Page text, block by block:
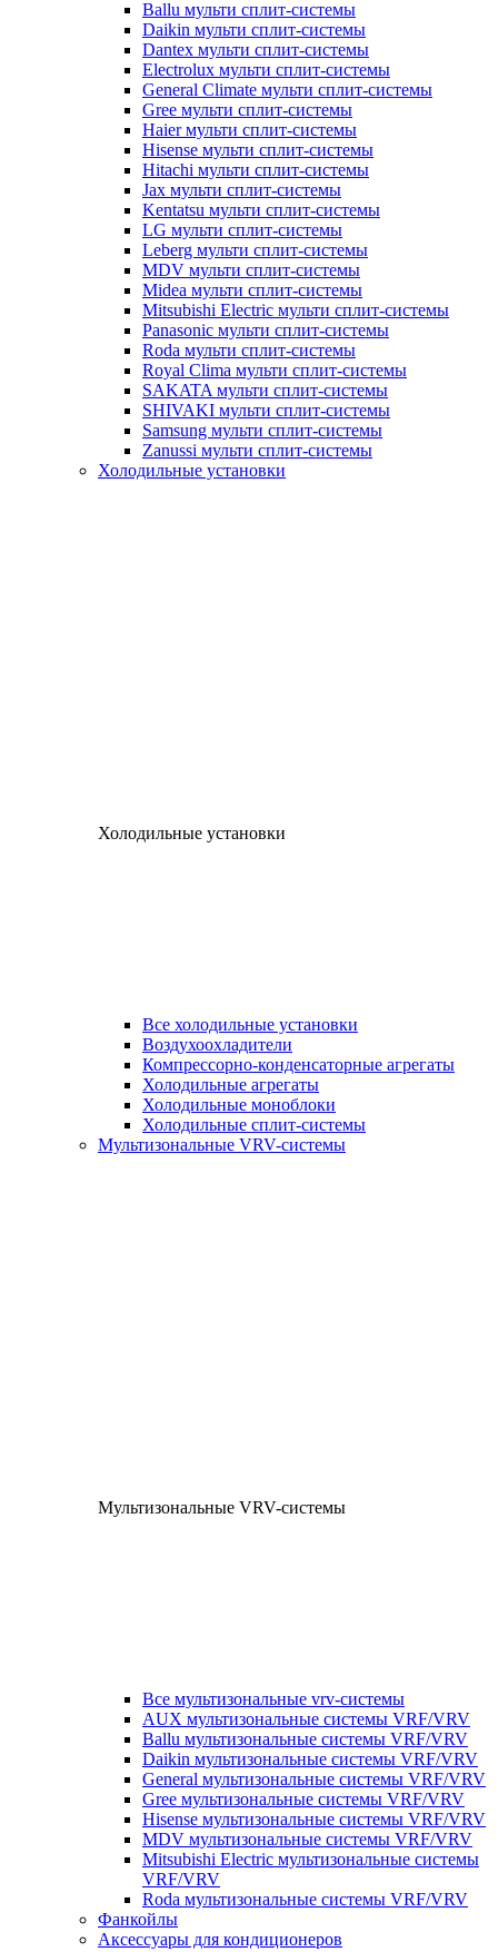
Ballu мульти сплит-системы
Daikin мульти сплит-системы
Dantex мульти сплит-системы
Electrolux мульти сплит-системы
General Climate мульти сплит-системы
Gree мульти сплит-системы
Haier мульти сплит-системы
Hisense мульти сплит-системы
Hitachi мульти сплит-системы
Jax мульти сплит-системы
Kentatsu мульти сплит-системы
LG мульти сплит-системы
Leberg мульти сплит-системы
MDV мульти сплит-системы
Midea мульти сплит-системы
Mitsubishi Electric мульти сплит-системы
Panasonic мульти сплит-системы
Roda мульти сплит-системы
Royal Clima мульти сплит-системы
SAKATA мульти сплит-системы
SHIVAKI мульти сплит-системы
Samsung мульти сплит-системы
Zanussi мульти сплит-системы
Холодильные установки
Холодильные установки
Все холодильные установки
Воздухоохладители
Компрессорно-конденсаторные агрегаты
Холодильные агрегаты
Холодильные моноблоки
Холодильные сплит-системы
Мультизональные VRV-системы
Мультизональные VRV-системы
Все мультизональные vrv-системы
AUX мультизональные системы VRF/VRV
Ballu мультизональные системы VRF/VRV
Daikin мультизональные системы VRF/VRV
General мультизональные системы VRF/VRV
Gree мультизональные системы VRF/VRV
Hisense мультизональные системы VRF/VRV
MDV мультизональные системы VRF/VRV
Mitsubishi Electric мультизональные системы
VRF/VRV
Roda мультизональные системы VRF/VRV
Фанкойлы
Аксессуары для кондиционеров